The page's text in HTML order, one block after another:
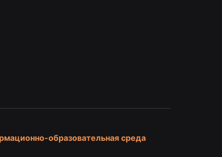
образовательная среда